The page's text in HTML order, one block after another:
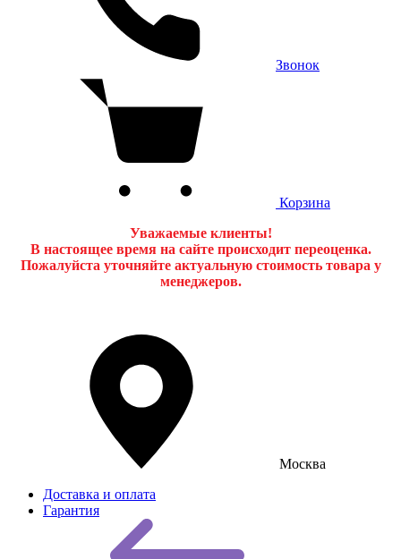
Звонок
Корзина
Уважаемые клиенты!
В настоящее время на сайте происходит переоценка.
Пожалуйста уточняйте актуальную стоимость товара у
менеджеров.
Москва
Доставка и оплата
Гарантия